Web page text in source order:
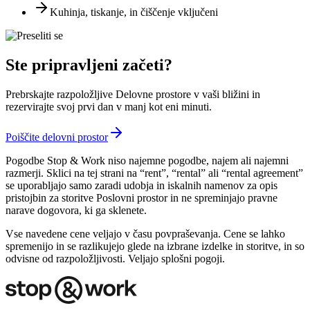
Kuhinja, tiskanje, in čiščenje vključeni
Ste pripravljeni začeti?
Prebrskajte razpoložljive Delovne prostore v vaši bližini in
rezervirajte svoj prvi dan v manj kot eni minuti.
Poiščite delovni prostor
Pogodbe Stop & Work niso najemne pogodbe, najem ali najemni
razmerji. Sklici na tej strani na “rent”, “rental” ali “rental agreement”
se uporabljajo samo zaradi udobja in iskalnih namenov za opis
pristojbin za storitve Poslovni prostor in ne spreminjajo pravne
narave dogovora, ki ga sklenete.
Vse navedene cene veljajo v času povpraševanja. Cene se lahko
spremenijo in se razlikujejo glede na izbrane izdelke in storitve, in so
odvisne od razpoložljivosti. Veljajo splošni pogoji.